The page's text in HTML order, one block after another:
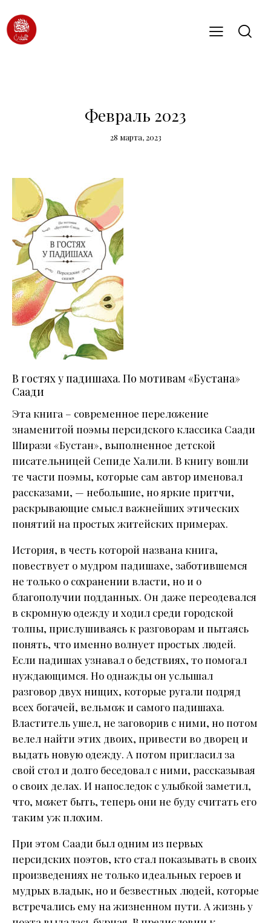
Февраль 2023
28 марта, 2023
В гостях у падишаха. По мотивам «Бустана»
Саади
Эта книга – современное переложение
знаменитой поэмы персидского классика Саади
Ширази «Бустан», выполненное детской
писательницей Сепиде Халили. В книгу вошли
те части поэмы, которые сам автор именовал
рассказами, — небольшие, но яркие притчи,
раскрывающие смысл важнейших этических
понятий на простых житейских примерах.
История, в честь которой названа книга,
повествует о мудром падишахе, заботившемся
не только о сохранении власти, но и о
благополучии подданных. Он даже переодевался
в скромную одежду и ходил среди городской
толпы, прислушиваясь к разговорам и пытаясь
понять, что именно волнует простых людей.
Если падишах узнавал о бедствиях, то помогал
нуждающимся. Но однажды он услышал
разговор двух нищих, которые ругали подряд
всех богачей, вельмож и самого падишаха.
Властитель ушел, не заговорив с ними, но потом
велел найти этих двоих, привести во дворец и
выдать новую одежду. А потом пригласил за
свой стол и долго беседовал с ними, рассказывая
о своих делах. И напоследок с улыбкой заметил,
что, может быть, теперь они не буду считать его
таким уж плохим.
При этом Саади был одним из первых
персидских поэтов, кто стал показывать в своих
произведениях не только идеальных героев и
мудрых владык, но и безвестных людей, которые
встречались ему на жизненном пути. А жизнь у